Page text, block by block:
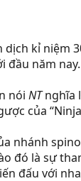
dịch kỉ niệm
đầu năm nay.
nói NTnghĩa
của
nhánh
đó là sự
đấu với